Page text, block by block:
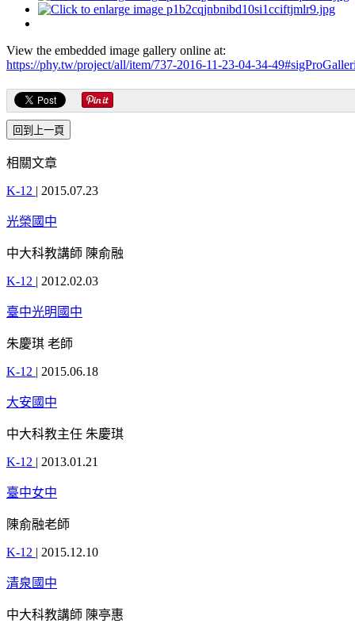
View the embedded image gallery online at:
https://phy.tw/project/all/item/737-2016-11-23-04-34-
相關文章
K-12 | 2015.07.23
光榮國中
中大科教講師 陳俞融
K-12 | 2012.02.03
臺中光明國中
朱慶琪 老師
K-12 | 2015.06.18
大安國中
中大科教主任 朱慶琪
K-12 | 2013.01.21
臺中女中
陳俞融老師
K-12 | 2015.12.10
清泉國中
中大科教講師 陳亭惠